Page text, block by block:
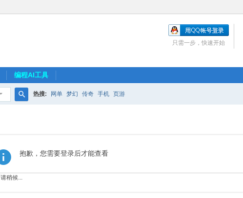
只需一步，快速开始
编程AI工具
热搜: 网单 梦幻 传奇 手机 页游
抱歉，您需要登录后才能查看
请稍候...